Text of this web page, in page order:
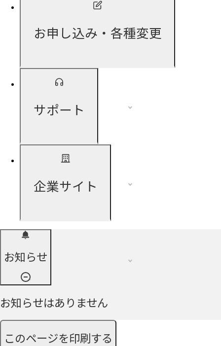
お申し込み・各種変更
サポート
企業サイト
お知らせ
お知らせはありません
このページを印刷する